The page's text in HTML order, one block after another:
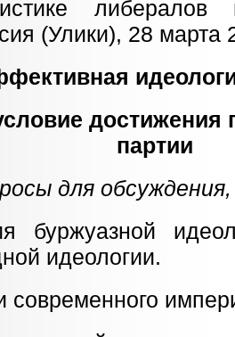
(Улики), 28 марта
достижения
партии
для обсуждения,
буржуазной
идеологии.
современного